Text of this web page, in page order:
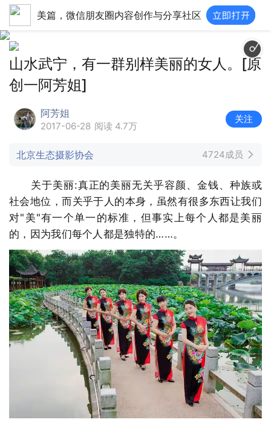
美篇，微信朋友圈内容创作与分享社区
山水武宁，有一群别样美丽的女人。[原
创一阿芳姐]
阿芳姐
2017-06-28 阅读 4.7万
关注
北京生态摄影协会 4724成员
关于美丽:真正的美丽无关乎容颜、金钱、种族或
社会地位，而关乎于人的本身，虽然有很多东西让我们
对"美"有一个单一的标准，但事实上每个人都是美丽
的，因为我们每个人都是独特的……。